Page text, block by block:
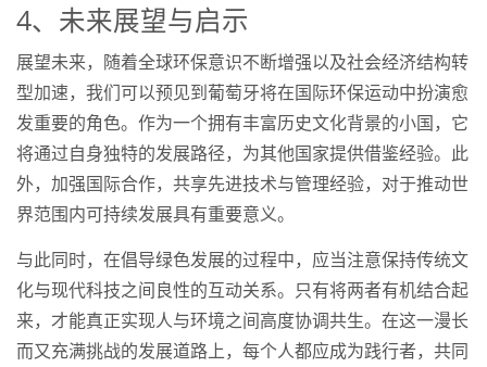
4、未来展望与启示
展望未来，随着全球环保意识不断增强以及社会经济结构转
型加速，我们可以预见到葡萄牙将在国际环保运动中扮演愈
发重要的角色。作为一个拥有丰富历史文化背景的小国，它
将通过自身独特的发展路径，为其他国家提供借鉴经验。此
外，加强国际合作，共享先进技术与管理经验，对于推动世
界范围内可持续发展具有重要意义。
与此同时，在倡导绿色发展的过程中，应当注意保持传统文
化与现代科技之间良性的互动关系。只有将两者有机结合起
来，才能真正实现人与环境之间高度协调共生。在这一漫长
而又充满挑战的发展道路上，每个人都应成为践行者，共同